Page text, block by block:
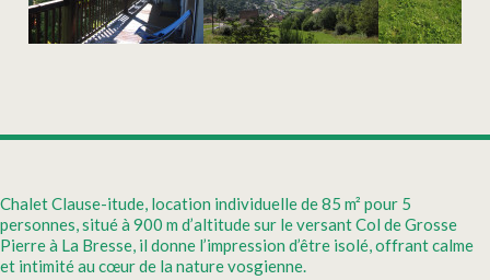
Chalet Clause-itude, location individuelle de 85 m² pour 5
personnes, situé à 900 m d’altitude sur le versant Col de Grosse
Pierre à La Bresse, il donne l’impression d’être isolé, offrant calme
et intimité au cœur de la nature vosgienne.